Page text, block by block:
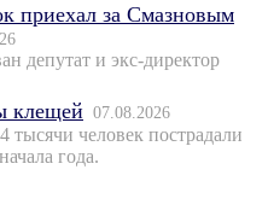
приехал за Смазновым
депутат и экс-директор
клещей 07.08.2026
тысячи человек пострадали
года.